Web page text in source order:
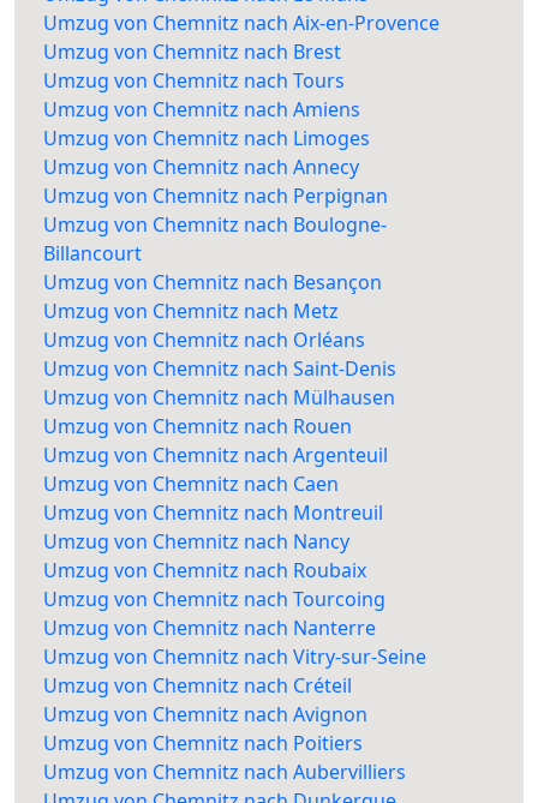
Umzug von Chemnitz nach Aix-en-Provence
Umzug von Chemnitz nach Brest
Umzug von Chemnitz nach Tours
Umzug von Chemnitz nach Amiens
Umzug von Chemnitz nach Limoges
Umzug von Chemnitz nach Annecy
Umzug von Chemnitz nach Perpignan
Umzug von Chemnitz nach Boulogne-
Billancourt
Umzug von Chemnitz nach Besançon
Umzug von Chemnitz nach Metz
Umzug von Chemnitz nach Orléans
Umzug von Chemnitz nach Saint-Denis
Umzug von Chemnitz nach Mülhausen
Umzug von Chemnitz nach Rouen
Umzug von Chemnitz nach Argenteuil
Umzug von Chemnitz nach Caen
Umzug von Chemnitz nach Montreuil
Umzug von Chemnitz nach Nancy
Umzug von Chemnitz nach Roubaix
Umzug von Chemnitz nach Tourcoing
Umzug von Chemnitz nach Nanterre
Umzug von Chemnitz nach Vitry-sur-Seine
Umzug von Chemnitz nach Créteil
Umzug von Chemnitz nach Avignon
Umzug von Chemnitz nach Poitiers
Umzug von Chemnitz nach Aubervilliers